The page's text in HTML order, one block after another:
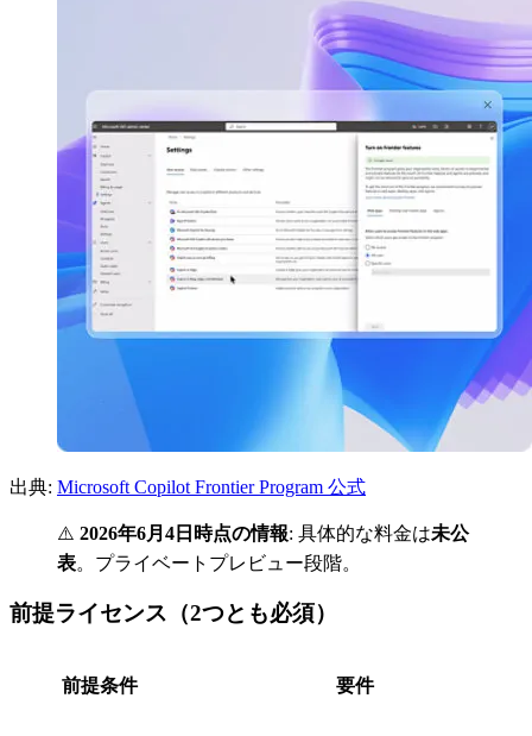
出典: Microsoft Copilot Frontier Program 公式
⚠️ 2026年6月4日時点の情報: 具体的な料金は未公
表。プライベートプレビュー段階。
前提ライセンス（2つとも必須）
前提条件 要件